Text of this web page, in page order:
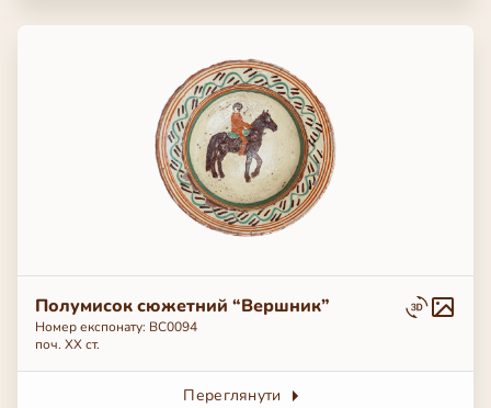
Полумисок сюжетний “Вершник”
Номер експонату: BC0094
поч. ХХ ст.
Переглянути